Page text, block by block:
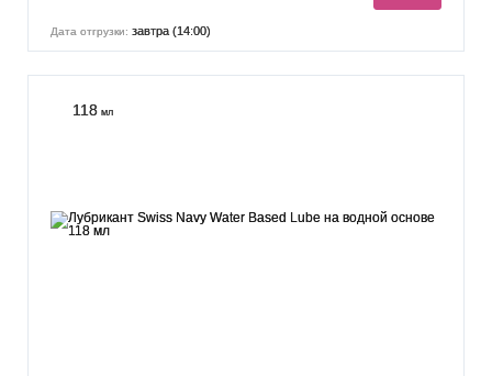
Дата отгрузки: завтра (14:00)
118 мл